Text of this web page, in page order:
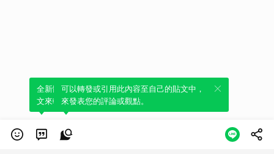
全新體驗！一鍵引用此內容，透過發布貼
文來輕鬆表達個人立場。
可以轉發或引用此內容至自己的貼文中，
來發表您的評論或觀點。